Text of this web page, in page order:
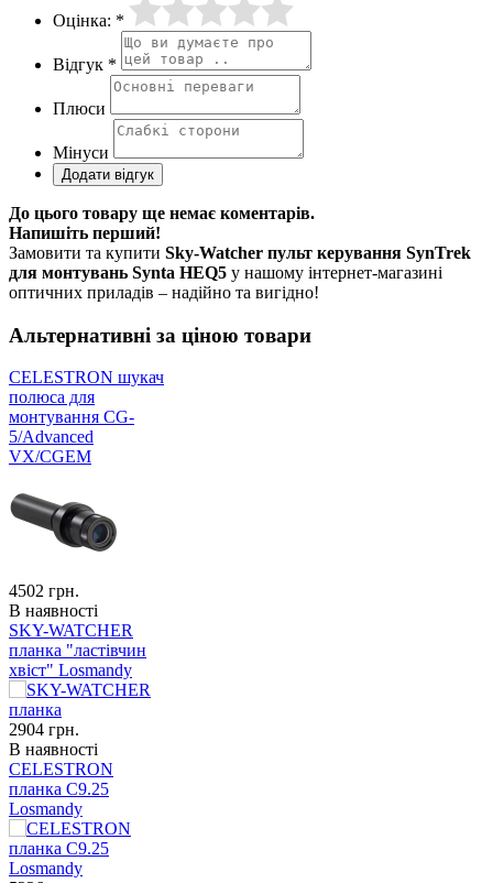
Оцінка: *
Відгук *
Плюси
Мінуси
До цього товару ще немає коментарів.
Напишіть перший!
Замовити та купити Sky-Watcher пульт керування SynTrek
для монтувань Synta HEQ5 у нашому інтернет-магазині
оптичних приладів – надійно та вигідно!
Альтернативні за ціною товари
CELESTRON шукач
полюса для
монтування CG-
5/Advanced
VX/CGEM
4502 грн.
В наявності
SKY-WATCHER
планка "ластівчин
хвіст" Losmandy
2904 грн.
В наявності
CELESTRON
планка C9.25
Losmandy